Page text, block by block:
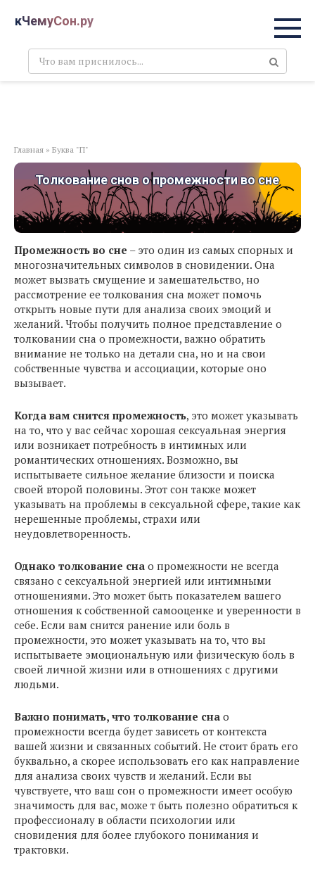
кЧемуСон.ру
Поиск:
Главная » Буква "П"
Толкование снов о промежности во сне
Промежность во сне – это один из самых спорных и
многозначительных символов в сновидении. Она
может вызвать смущение и замешательство, но
рассмотрение ее толкования сна может помочь
открыть новые пути для анализа своих эмоций и
желаний. Чтобы получить полное представление о
толковании сна о промежности, важно обратить
внимание не только на детали сна, но и на свои
собственные чувства и ассоциации, которые оно
вызывает.
Когда вам снится промежность, это может указывать
на то, что у вас сейчас хорошая сексуальная энергия
или возникает потребность в интимных или
романтических отношениях. Возможно, вы
испытываете сильное желание близости и поиска
своей второй половины. Этот сон также может
указывать на проблемы в сексуальной сфере, такие как
нерешенные проблемы, страхи или
неудовлетворенность.
Однако толкование сна о промежности не всегда
связано с сексуальной энергией или интимными
отношениями. Это может быть показателем вашего
отношения к собственной самооценке и уверенности в
себе. Если вам снится ранение или боль в
промежности, это может указывать на то, что вы
испытываете эмоциональную или физическую боль в
своей личной жизни или в отношениях с другими
людьми.
Важно понимать, что толкование сна о
промежности всегда будет зависеть от контекста
вашей жизни и связанных событий. Не стоит брать его
буквально, а скорее использовать его как направление
для анализа своих чувств и желаний. Если вы
чувствуете, что ваш сон о промежности имеет особую
значимость для вас, може т быть полезно обратиться к
профессионалу в области психологии или
сновидения для более глубокого понимания и
трактовки.